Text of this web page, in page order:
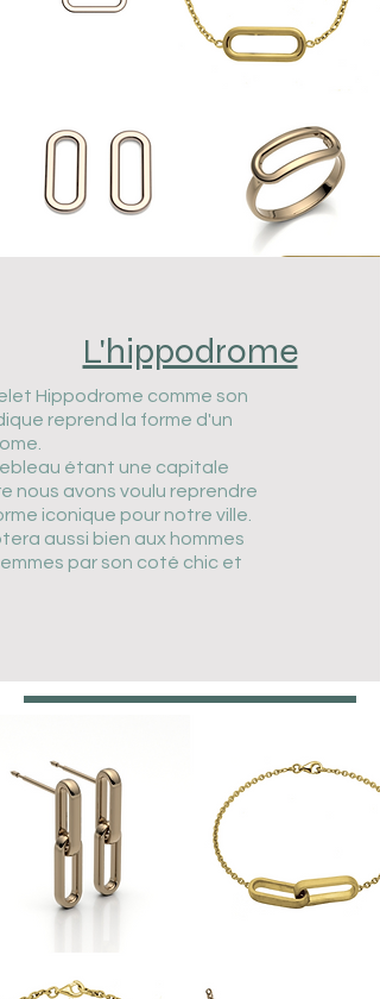
L'hippodrome
Hippodrome comme son
reprend la forme d'un
étant une capitale
nous avons voulu reprendre
iconique pour notre ville.
aussi bien aux hommes
par son coté chic et